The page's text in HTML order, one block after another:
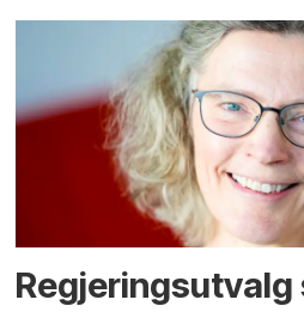
Regjerings­utvalg